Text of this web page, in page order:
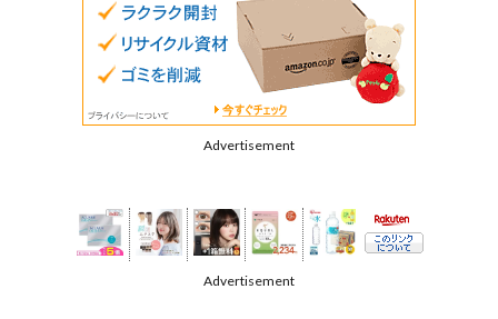
Advertisement
Advertisement